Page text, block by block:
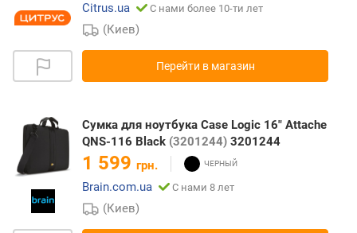
Citrus.ua
С нами более 10-ти лет
(Киев)
Перейти в магазин
Сумка для ноутбука Case Logic 16" Attache
QNS-116 Black (3201244) 3201244
1 599 грн.
Brain.com.ua
С нами 8 лет
(Киев)